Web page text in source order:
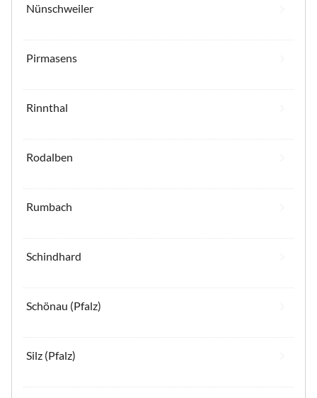
Nünschweiler
Pirmasens
Rinnthal
Rodalben
Rumbach
Schindhard
Schönau (Pfalz)
Silz (Pfalz)